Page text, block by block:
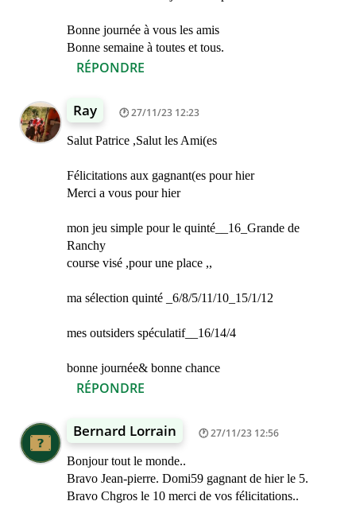
Bonne journée à vous les amis
Bonne semaine à toutes et tous.
RÉPONDRE
Ray 27/11/23 12:23
Salut Patrice ,Salut les Ami(es
Félicitations aux gagnant(es pour hier
Merci a vous pour hier
mon jeu simple pour le quinté__16_Grande de
Ranchy
course visé ,pour une place ,,
ma sélection quinté _6/8/5/11/10_15/1/12
mes outsiders spéculatif__16/14/4
bonne journée& bonne chance
RÉPONDRE
Bernard Lorrain 27/11/23 12:56
Bonjour tout le monde..
Bravo Jean-pierre. Domi59 gagnant de hier le 5.
Bravo Chgros le 10 merci de vos félicitations..